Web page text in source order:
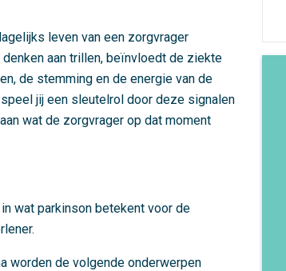
leven van een zorgvrager
aan trillen, beïnvloedt de ziekte
de stemming en de energie van de
jij een sleutelrol door deze signalen
wat de zorgvrager op dat moment
wat parkinson betekent voor de
worden de volgende onderwerpen